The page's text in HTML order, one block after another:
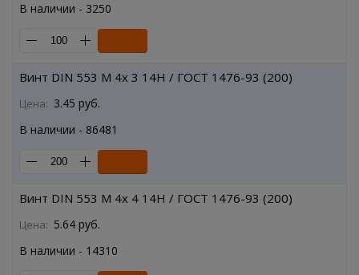
В наличии - 3250
Винт DIN 553 M 4x 3 14H / ГОСТ 1476-93 (200)
Цена: 3.45 руб.
В наличии - 86481
Винт DIN 553 M 4x 4 14H / ГОСТ 1476-93 (200)
Цена: 5.64 руб.
В наличии - 14310